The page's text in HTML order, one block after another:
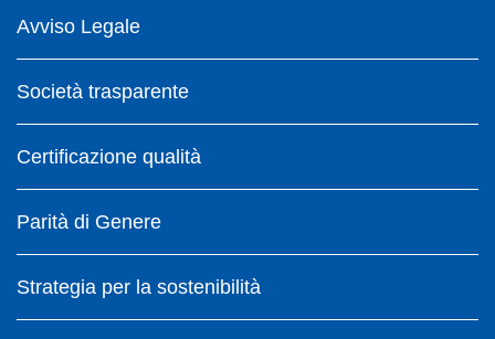
Avviso Legale
Società trasparente
Certificazione qualità
Parità di Genere
Strategia per la sostenibilità